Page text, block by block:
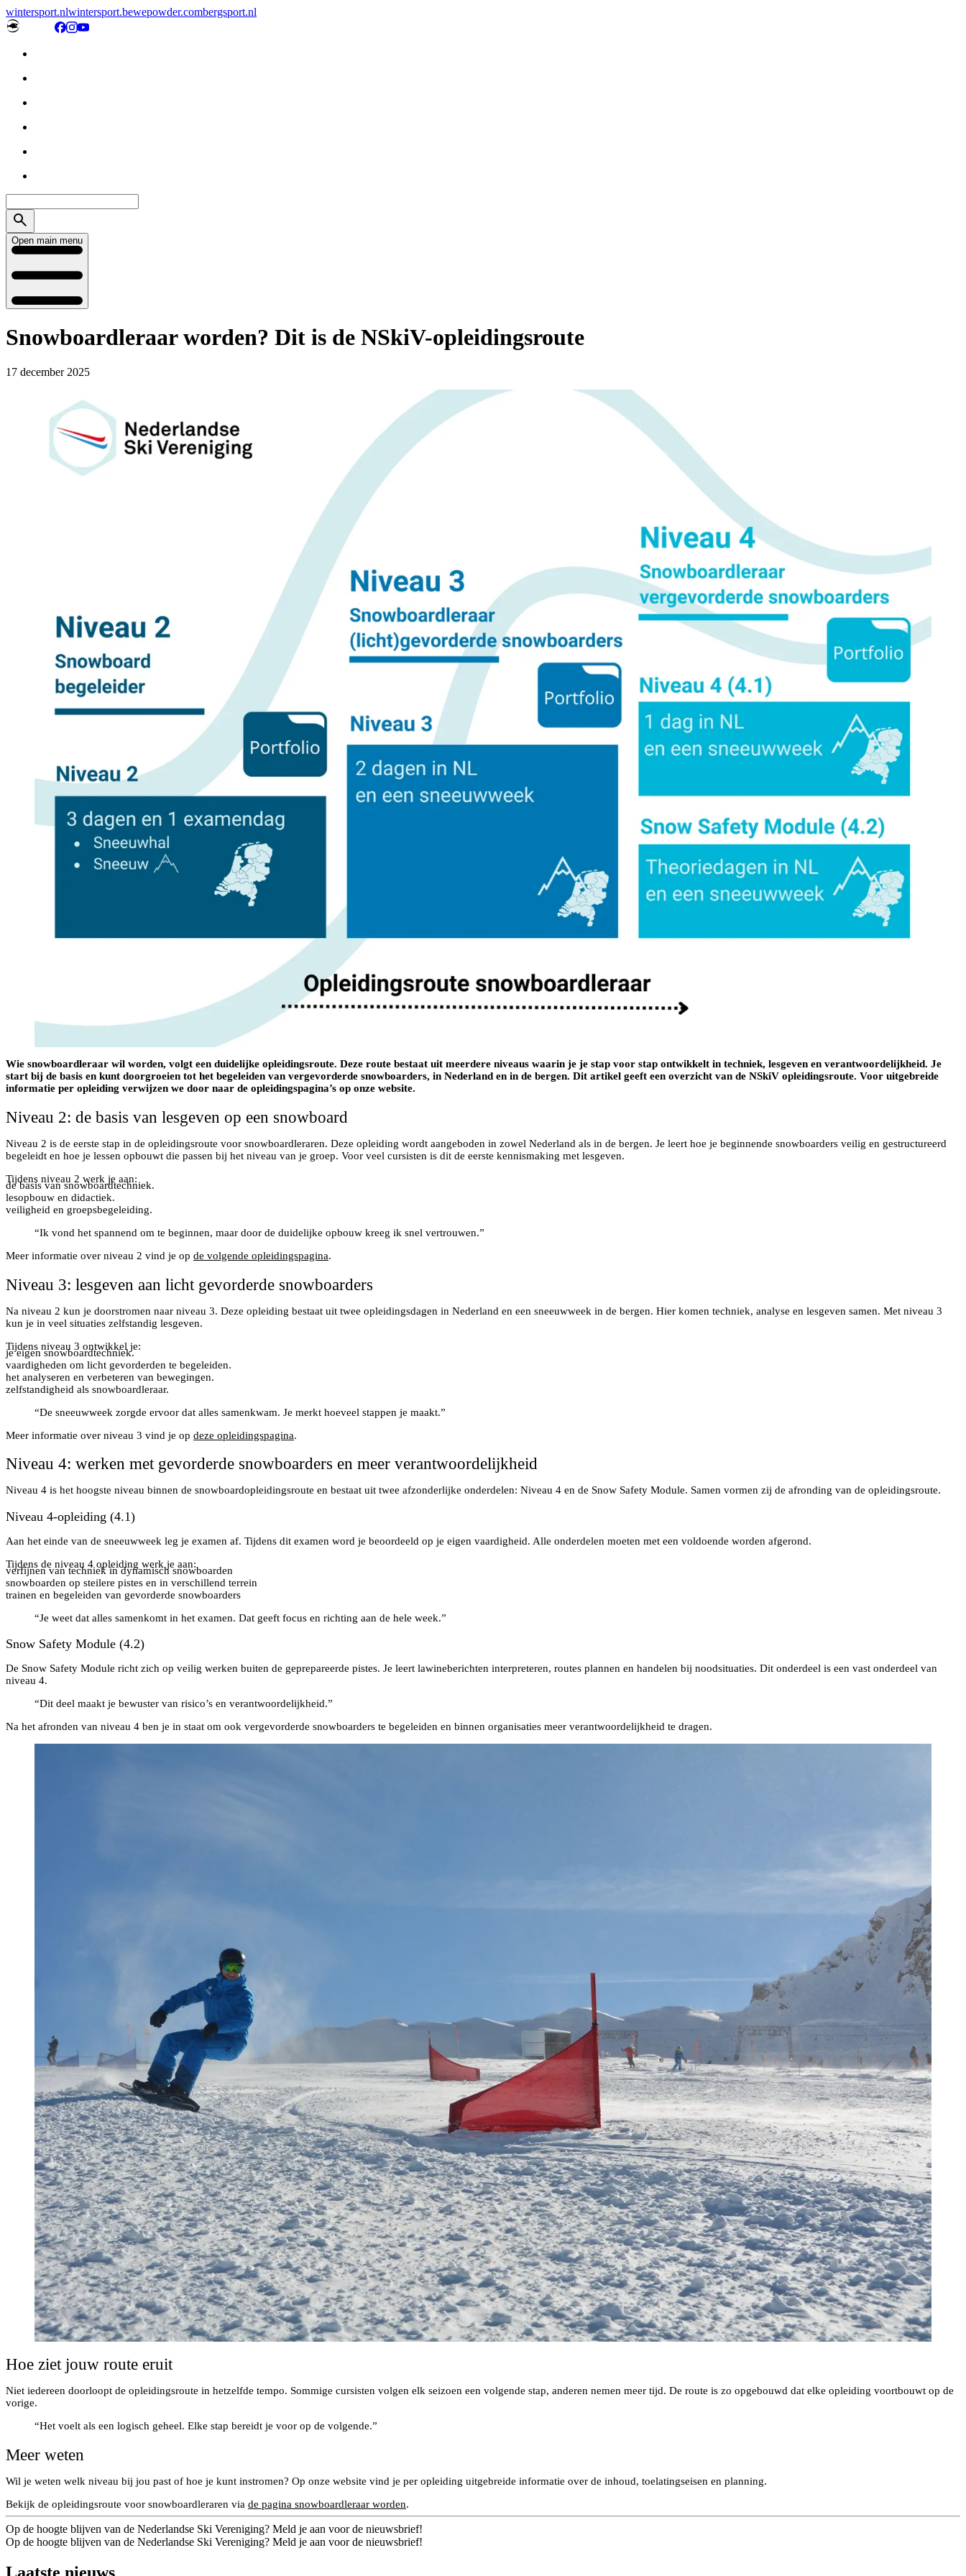
wintersport.nlwintersport.bewepowder.combergsport.nl
Open main menu
Snowboardleraar worden? Dit is de NSkiV-opleidingsroute
17 december 2025
Wie snowboardleraar wil worden, volgt een duidelijke opleidingsroute. Deze route bestaat uit meerdere niveaus waarin je je stap voor stap ontwikkelt in techniek, lesgeven en verantwoordelijkheid. Je
start bij de basis en kunt doorgroeien tot het begeleiden van vergevorderde snowboarders, in Nederland en in de bergen. Dit artikel geeft een overzicht van de NSkiV opleidingsroute. Voor uitgebreide
informatie per opleiding verwijzen we door naar de opleidingspagina’s op onze website.
Niveau 2: de basis van lesgeven op een snowboard
Niveau 2 is de eerste stap in de opleidingsroute voor snowboardleraren. Deze opleiding wordt aangeboden in zowel Nederland als in de bergen. Je leert hoe je beginnende snowboarders veilig en gestructureerd
begeleidt en hoe je lessen opbouwt die passen bij het niveau van je groep. Voor veel cursisten is dit de eerste kennismaking met lesgeven.
Tijdens niveau 2 werk je aan:
de basis van snowboardtechniek.
lesopbouw en didactiek.
veiligheid en groepsbegeleiding.
“Ik vond het spannend om te beginnen, maar door de duidelijke opbouw kreeg ik snel vertrouwen.”
Meer informatie over niveau 2 vind je op de volgende opleidingspagina.
Niveau 3: lesgeven aan licht gevorderde snowboarders
Na niveau 2 kun je doorstromen naar niveau 3. Deze opleiding bestaat uit twee opleidingsdagen in Nederland en een sneeuwweek in de bergen. Hier komen techniek, analyse en lesgeven samen. Met niveau 3
kun je in veel situaties zelfstandig lesgeven.
Tijdens niveau 3 ontwikkel je:
je eigen snowboardtechniek.
vaardigheden om licht gevorderden te begeleiden.
het analyseren en verbeteren van bewegingen.
zelfstandigheid als snowboardleraar.
“De sneeuwweek zorgde ervoor dat alles samenkwam. Je merkt hoeveel stappen je maakt.”
Meer informatie over niveau 3 vind je op deze opleidingspagina.
Niveau 4: werken met gevorderde snowboarders en meer verantwoordelijkheid
Niveau 4 is het hoogste niveau binnen de snowboardopleidingsroute en bestaat uit twee afzonderlijke onderdelen: Niveau 4 en de Snow Safety Module. Samen vormen zij de afronding van de opleidingsroute.
Niveau 4-opleiding (4.1)
Aan het einde van de sneeuwweek leg je examen af. Tijdens dit examen word je beoordeeld op je eigen vaardigheid. Alle onderdelen moeten met een voldoende worden afgerond.
Tijdens de niveau 4 opleiding werk je aan:
verfijnen van techniek in dynamisch snowboarden
snowboarden op steilere pistes en in verschillend terrein
trainen en begeleiden van gevorderde snowboarders
“Je weet dat alles samenkomt in het examen. Dat geeft focus en richting aan de hele week.”
Snow Safety Module (4.2)
De Snow Safety Module richt zich op veilig werken buiten de geprepareerde pistes. Je leert lawineberichten interpreteren, routes plannen en handelen bij noodsituaties. Dit onderdeel is een vast onderdeel van
niveau 4.
“Dit deel maakt je bewuster van risico’s en verantwoordelijkheid.”
Na het afronden van niveau 4 ben je in staat om ook vergevorderde snowboarders te begeleiden en binnen organisaties meer verantwoordelijkheid te dragen.
Hoe ziet jouw route eruit
Niet iedereen doorloopt de opleidingsroute in hetzelfde tempo. Sommige cursisten volgen elk seizoen een volgende stap, anderen nemen meer tijd. De route is zo opgebouwd dat elke opleiding voortbouwt op de
vorige.
“Het voelt als een logisch geheel. Elke stap bereidt je voor op de volgende.”
Meer weten
Wil je weten welk niveau bij jou past of hoe je kunt instromen? Op onze website vind je per opleiding uitgebreide informatie over de inhoud, toelatingseisen en planning.
Bekijk de opleidingsroute voor snowboardleraren via de pagina snowboardleraar worden.
Op de hoogte blijven van de Nederlandse Ski Vereniging? Meld je aan voor de nieuwsbrief!
Op de hoogte blijven van de Nederlandse Ski Vereniging? Meld je aan voor de nieuwsbrief!
Laatste nieuws